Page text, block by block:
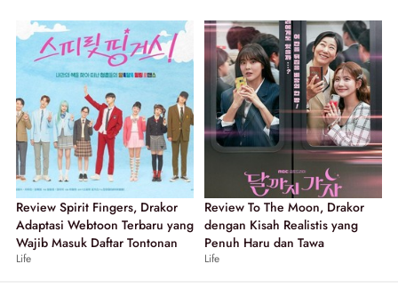
Review Spirit Fingers, Drakor
Adaptasi Webtoon Terbaru yang
Wajib Masuk Daftar Tontonan
Life
Review To The Moon, Drakor
dengan Kisah Realistis yang
Penuh Haru dan Tawa
Life